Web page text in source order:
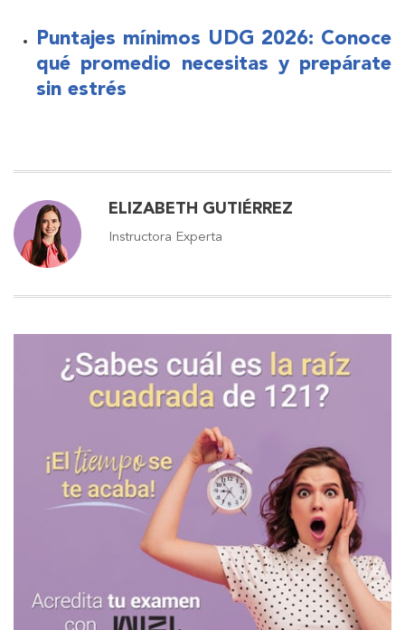
Puntajes mínimos UDG 2026: Conoce
qué promedio necesitas y prepárate
sin estrés
ELIZABETH GUTIÉRREZ
Instructora Experta